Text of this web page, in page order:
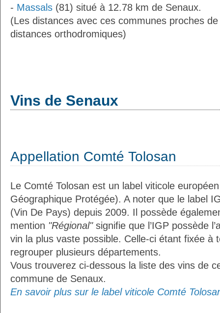
- Massals (81) situé à 12.78 km de Senaux.
(Les distances avec ces communes proches
distances orthodromiques)
Vins de Senaux
Appellation Comté Tolosan
Le Comté Tolosan est un label viticole
Géographique Protégée). A noter que le label
(Vin De Pays) depuis 2009. Il possède
mention "Régional"signifie que l’IGP possède
vin la plus vaste possible. Celle-ci étant fixée à
regrouper plusieurs départements.
Vous trouverez ci-dessous la liste des vins de
commune de Senaux.
En savoir plus sur le label viticole Comté